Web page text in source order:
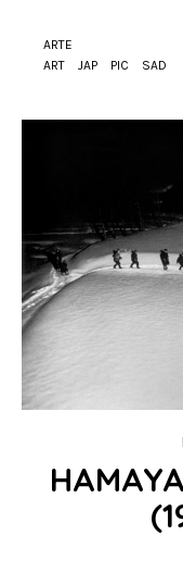
ARTE
ART
JAP PIC SAD